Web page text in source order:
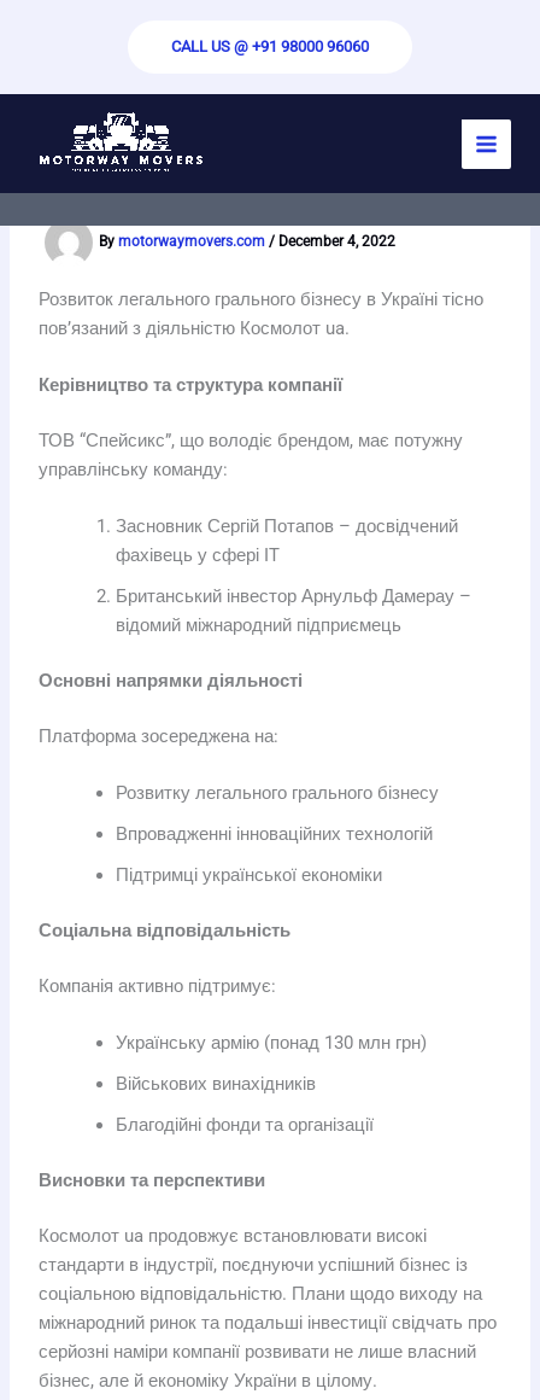
CALL US @ +91 98000 96060
Космолот ua – перший
ліцензований онлайн-оператор
By motorwaymovers.com / December 4, 2022
Розвиток легального грального бізнесу в Україні тісно
пов’язаний з діяльністю Космолот ua.
Керівництво та структура компанії
ТОВ “Спейсикс”, що володіє брендом, має потужну
управлінську команду:
Засновник Сергій Потапов – досвідчений
фахівець у сфері IT
Британський інвестор Арнульф Дамерау –
відомий міжнародний підприємець
Основні напрямки діяльності
Платформа зосереджена на:
Розвитку легального грального бізнесу
Впровадженні інноваційних технологій
Підтримці української економіки
Соціальна відповідальність
Компанія активно підтримує:
Українську армію (понад 130 млн грн)
Військових винахідників
Благодійні фонди та організації
Висновки та перспективи
Космолот ua продовжує встановлювати високі
стандарти в індустрії, поєднуючи успішний бізнес із
соціальною відповідальністю. Плани щодо виходу на
міжнародний ринок та подальші інвестиції свідчать про
серйозні наміри компанії розвивати не лише власний
бізнес, але й економіку України в цілому.